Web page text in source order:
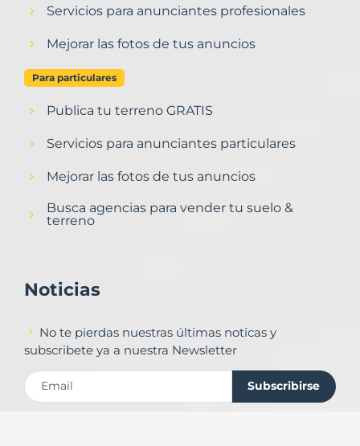
Servicios para anunciantes profesionales
Mejorar las fotos de tus anuncios
Para particulares
Publica tu terreno GRATIS
Servicios para anunciantes particulares
Mejorar las fotos de tus anuncios
Busca agencias para vender tu suelo &
terreno
Noticias
No te pierdas nuestras últimas noticas y
subscribete ya a nuestra Newsletter
Subscribirse